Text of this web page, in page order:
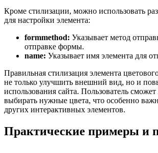
Кроме стилизации, можно использовать
для настройки элемента:
formmethod: Указывает метод
отправке формы.
name: Указывает имя элемента для
Правильная стилизация элемента
не только улучшить внешний вид, но и
использования сайта. Пользователь
выбирать нужные цвета, что особенно
других интерактивных элементов.
Практические примеры и